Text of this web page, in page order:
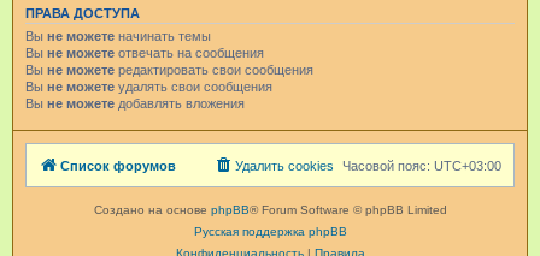
ПРАВА ДОСТУПА
Вы не можете начинать темы
Вы не можете отвечать на сообщения
Вы не можете редактировать свои сообщения
Вы не можете удалять свои сообщения
Вы не можете добавлять вложения
Список форумов Часовой пояс: UTC+03:00
Удалить cookies
Создано на основе phpBB® Forum Software © phpBB Limited
Русская поддержка phpBB
Конфиденциальность| Правила